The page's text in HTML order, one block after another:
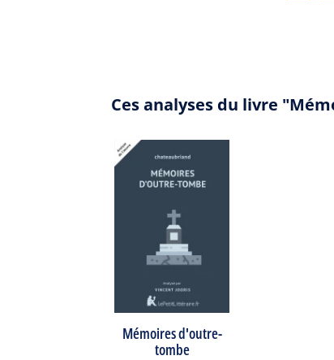
Ces analyses du livre
Mémoires d'outre-
tombe